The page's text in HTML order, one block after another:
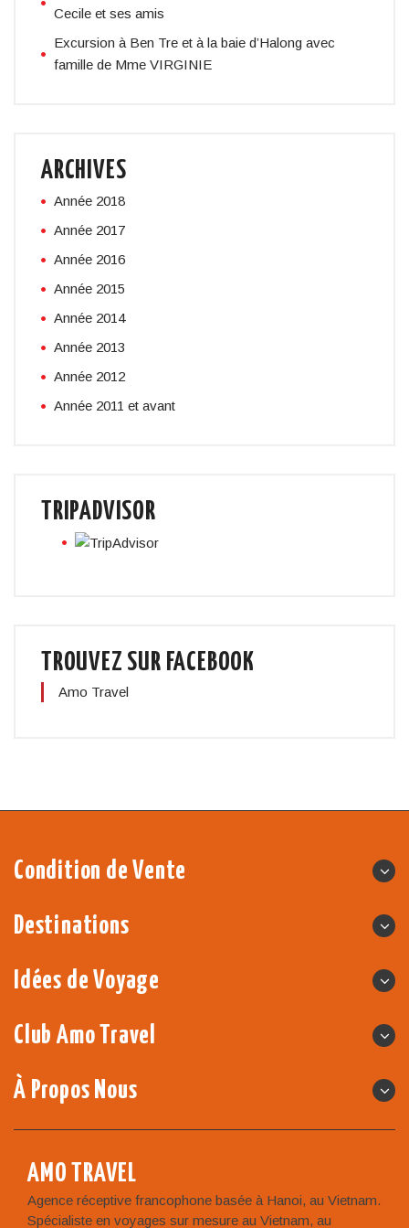
Cecile et ses amis
Excursion à Ben Tre et à la baie d’Halong avec
famille de Mme VIRGINIE
ARCHIVES
Année 2018
Année 2017
Année 2016
Année 2015
Année 2014
Année 2013
Année 2012
Année 2011 et avant
TRIPADVISOR
TROUVEZ SUR FACEBOOK
Amo Travel
Condition de Vente
Destinations
Idées de Voyage
Club Amo Travel
À Propos Nous
AMO TRAVEL
Agence réceptive francophone basée à Hanoi, au Vietnam.
Spécialiste en voyages sur mesure au Vietnam, au